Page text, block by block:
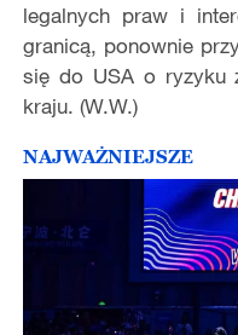
legalnych praw i
granicą, ponownie
się do USA o ryzyku
kraju. (W.W.)
NAJWAŻNIEJSZE